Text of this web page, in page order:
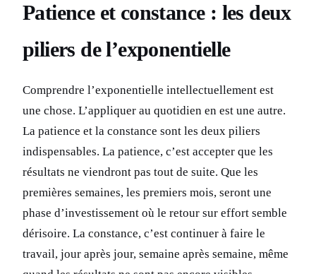
Patience et constance : les deux
piliers de l’exponentielle
Comprendre l’exponentielle intellectuellement est
une chose. L’appliquer au quotidien en est une autre.
La patience et la constance sont les deux piliers
indispensables. La patience, c’est accepter que les
résultats ne viendront pas tout de suite. Que les
premières semaines, les premiers mois, seront une
phase d’investissement où le retour sur effort semble
dérisoire. La constance, c’est continuer à faire le
travail, jour après jour, semaine après semaine, même